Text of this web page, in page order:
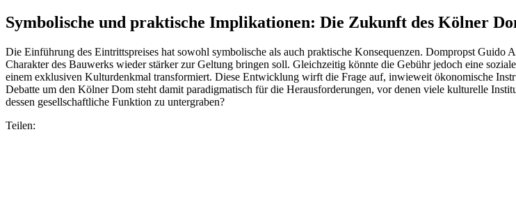
Symbolische und praktische Implikationen: Die Zukunft des Kölner
Die Einführung des Eintrittspreises hat sowohl symbolische als auch praktische Konsequenzen. Dompropst
Charakter des Bauwerks wieder stärker zur Geltung bringen soll. Gleichzeitig könnte die Gebühr jedoch eine
einem exklusiven Kulturdenkmal transformiert. Diese Entwicklung wirft die Frage auf, inwieweit ökonomische
Debatte um den Kölner Dom steht damit paradigmatisch für die Herausforderungen, vor denen viele kulturelle
dessen gesellschaftliche Funktion zu untergraben?
Teilen: